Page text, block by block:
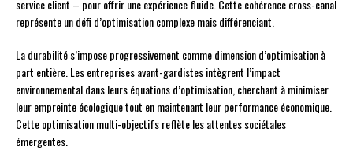
service client – pour offrir une expérience fluide. Cette cohérence cross-canal
représente un défi d’optimisation complexe mais différenciant.
La durabilité s’impose progressivement comme dimension d’optimisation à
part entière. Les entreprises avant-gardistes intègrent l’impact
environnemental dans leurs équations d’optimisation, cherchant à minimiser
leur empreinte écologique tout en maintenant leur performance économique.
Cette optimisation multi-objectifs reflète les attentes sociétales
émergentes.